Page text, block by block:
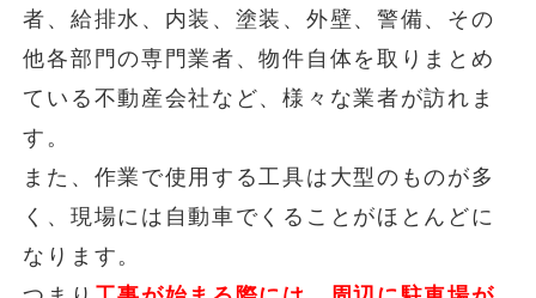
者、給排水、内装、塗装、外壁、警備、その
他各部門の専門業者、物件自体を取りまとめ
ている不動産会社など、様々な業者が訪れま
す。
また、作業で使用する工具は大型のものが多
く、現場には自動車でくることがほとんどに
なります。